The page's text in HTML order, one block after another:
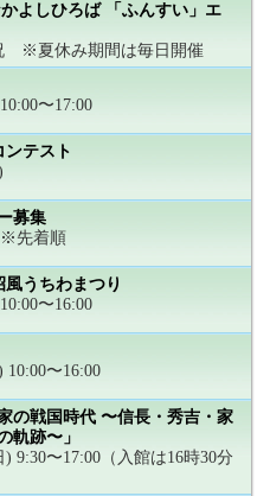
よしひろば 「ふんすい」エ
※夏休み期間は毎日開催
〜17:00
ンテスト
募集
※先着順
うちわまつり
〜16:00
10:00〜16:00
の戦国時代 〜信長・秀吉・家
軌跡〜」
9:30〜17:00（入館は16時30分